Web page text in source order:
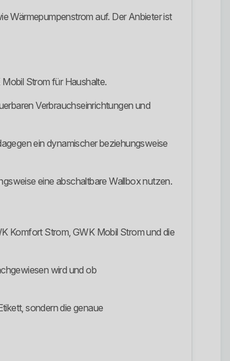
Wärmepumpenstrom auf. Der Anbieter ist
Strom für Haushalte.
Verbrauchseinrichtungen und
ein dynamischer beziehungsweise
eine abschaltbare Wallbox nutzen.
Komfort Strom, GWK Mobil Strom und die
wird und ob
sondern die genaue